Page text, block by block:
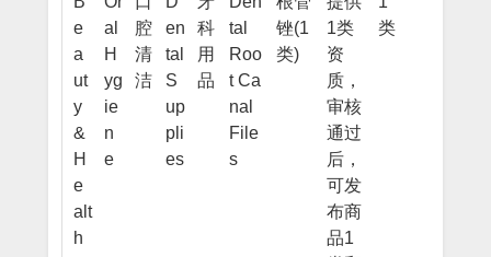
e
a
ut
y
&
H
e
alt
h
al
H
yg
ie
n
e
腔
清
洁
en
tal
S
up
pli
es
科
用
品
tal
Roo
t Ca
nal
File
s
锉(1
类)
1类
资
质，
审核
通过
后，
可发
布商
品1
类